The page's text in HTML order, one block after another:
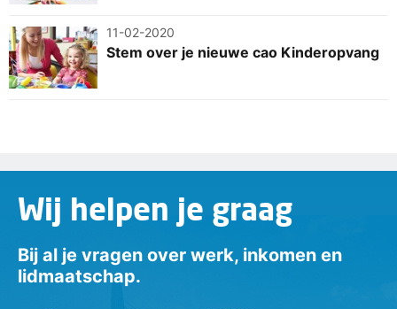
11-02-2020
Stem over je nieuwe cao Kinderopvang
Wij helpen je graag
Bij al je vragen over werk, inkomen en
lidmaatschap.